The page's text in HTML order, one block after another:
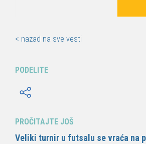
< nazad na sve vesti
PODELITE
PROČITAJTE JOŠ
Veliki turnir u futsalu se vraća na